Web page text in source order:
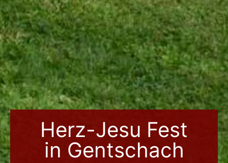
Herz-Jesu Fest
in Gentschach